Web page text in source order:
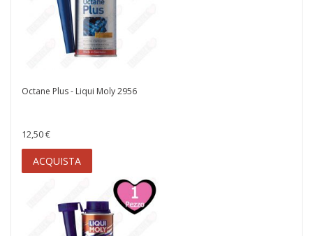
Octane Plus - Liqui Moly 2956
12,50 €
ACQUISTA